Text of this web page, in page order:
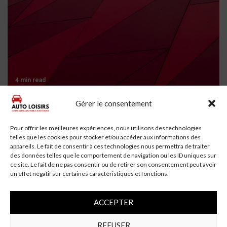
Gérer le consentement
Pour offrir les meilleures expériences, nous utilisons des technologies
telles que les cookies pour stocker et/ou accéder aux informations des
appareils. Le fait de consentir à ces technologies nous permettra de traiter
des données telles que le comportement de navigation ou les ID uniques sur
ce site. Le fait de ne pas consentir ou de retirer son consentement peut avoir
un effet négatif sur certaines caractéristiques et fonctions.
ACCEPTER
REFUSER
4 min read
Un automobiliste de 69 ans se tue en voiture à